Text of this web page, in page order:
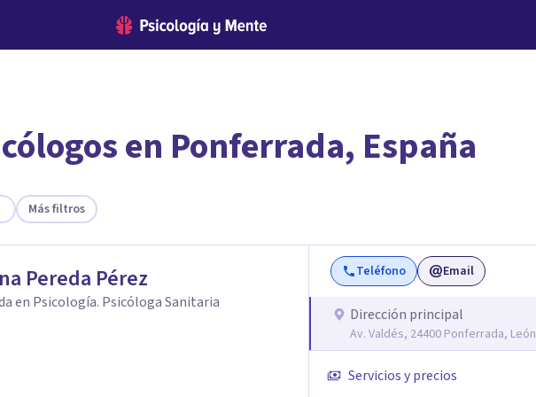
el psicólogo adecuado?
en Ponferrada, España
Más filtros
Pereda Pérez
en Psicología. Psicóloga Sanitaria
Teléfono Email
Dirección principal
Av. Valdés, 24400 Ponferrada, León
Servicios y precios